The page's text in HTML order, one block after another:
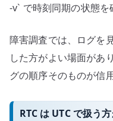
-v` で時刻同期の状態を
障害調査では、ログを
した方がよい場面があ
グの順序そのものが信
RTC は UTC で扱う